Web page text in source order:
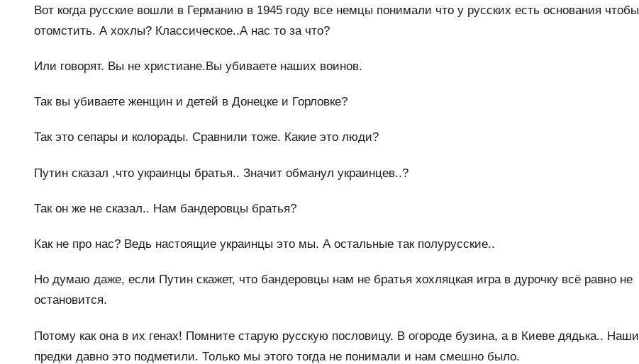
Вот когда русские вошли в Германию в 1945 году все немцы понимали что у русских есть основания чтобы
отомстить. А хохлы? Классическое..А нас то за что?
Или говорят. Вы не христиане.Вы убиваете наших воинов.
Так вы убиваете женщин и детей в Донецке и Горловке?
Так это сепары и колорады. Сравнили тоже. Какие это люди?
Путин сказал ,что украинцы братья.. Значит обманул украинцев..?
Так он же не сказал.. Нам бандеровцы братья?
Как не про нас? Ведь настоящие украинцы это мы. А остальные так полурусские..
Но думаю даже, если Путин скажет, что бандеровцы нам не братья хохляцкая игра в дурочку всё равно не
остановится.
Потому как она в их генах! Помните старую русскую пословицу. В огороде бузина, а в Киеве дядька.. Наши
предки давно это подметили. Только мы этого тогда не понимали и нам смешно было.